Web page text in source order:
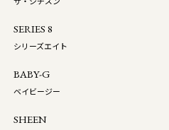
SERIES 8
シリーズエイト
BABY-G
ベイビージー
SHEEN